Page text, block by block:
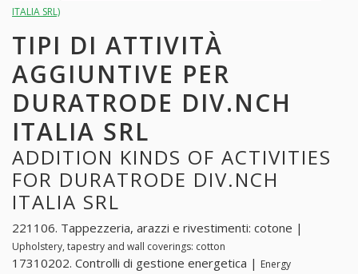
ITALIA SRL)
TIPI DI ATTIVITÀ
AGGIUNTIVE PER
DURATRODE DIV.NCH
ITALIA SRL
ADDITION KINDS OF ACTIVITIES
FOR DURATRODE DIV.NCH
ITALIA SRL
221106. Tappezzeria, arazzi e rivestimenti: cotone |
Upholstery, tapestry and wall coverings: cotton
17310202. Controlli di gestione energetica | Energy